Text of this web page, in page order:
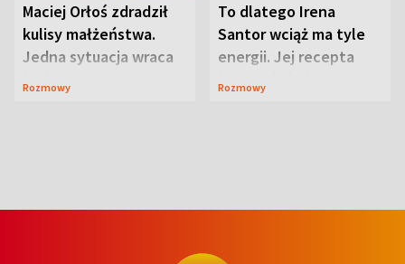
Maciej Orłoś zdradził
kulisy małżeństwa.
Jedna sytuacja wraca
jak bumerang
Rozmowy
To dlatego Irena
Santor wciąż ma tyle
energii. Jej recepta
jest zaskakująco
Rozmowy